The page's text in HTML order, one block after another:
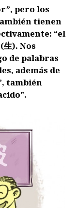
pero los
tienen
“el
生). Nos
de palabras
además de
también